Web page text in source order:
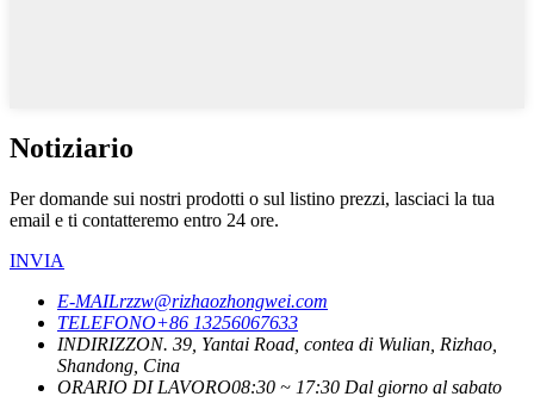
Notiziario
Per domande sui nostri prodotti o sul listino prezzi, lasciaci la tua
email e ti contatteremo entro 24 ore.
INVIA
E-MAILrzzw@rizhaozhongwei.com
TELEFONO+86 13256067633
INDIRIZZON. 39, Yantai Road, contea di Wulian, Rizhao,
Shandong, Cina
ORARIO DI LAVORO08:30 ~ 17:30 Dal giorno al sabato